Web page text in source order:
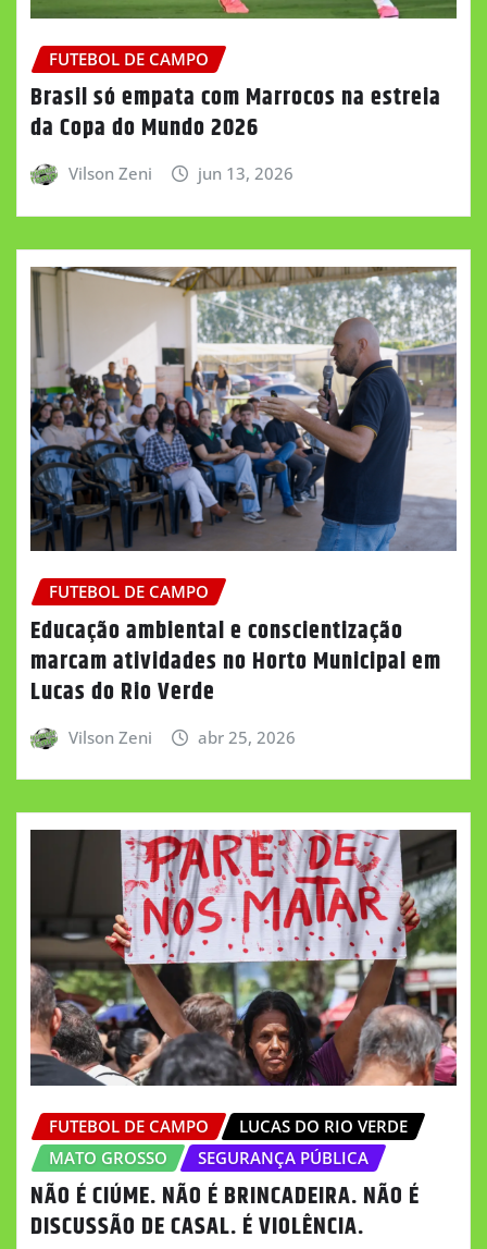
FUTEBOL DE CAMPO
Brasil só empata com Marrocos na estreia
da Copa do Mundo 2026
Vilson Zeni jun 13, 2026
FUTEBOL DE CAMPO
Educação ambiental e conscientização
marcam atividades no Horto Municipal em
Lucas do Rio Verde
Vilson Zeni abr 25, 2026
FUTEBOL DE CAMPO
LUCAS DO RIO VERDE
MATO GROSSO
SEGURANÇA PÚBLICA
NÃO É CIÚME. NÃO É BRINCADEIRA. NÃO É
DISCUSSÃO DE CASAL. É VIOLÊNCIA.